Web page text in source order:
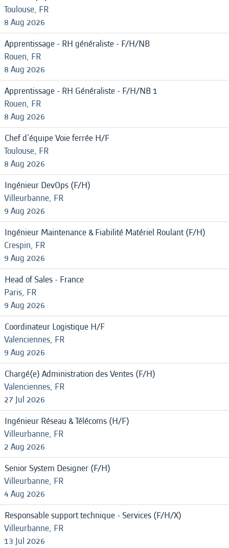
Toulouse, FR
8 Aug 2026
Apprentissage - RH généraliste - F/H/NB
Rouen, FR
8 Aug 2026
Apprentissage - RH Généraliste - F/H/NB 1
Rouen, FR
8 Aug 2026
Chef d'équipe Voie ferrée H/F
Toulouse, FR
8 Aug 2026
Ingénieur DevOps (F/H)
Villeurbanne, FR
9 Aug 2026
Ingénieur Maintenance & Fiabilité Matériel Roulant (F/H)
Crespin, FR
9 Aug 2026
Head of Sales - France
Paris, FR
9 Aug 2026
Coordinateur Logistique H/F
Valenciennes, FR
9 Aug 2026
Chargé(e) Administration des Ventes (F/H)
Valenciennes, FR
27 Jul 2026
Ingénieur Réseau & Télécoms (H/F)
Villeurbanne, FR
2 Aug 2026
Senior System Designer (F/H)
Villeurbanne, FR
4 Aug 2026
Responsable support technique - Services (F/H/X)
Villeurbanne, FR
13 Jul 2026